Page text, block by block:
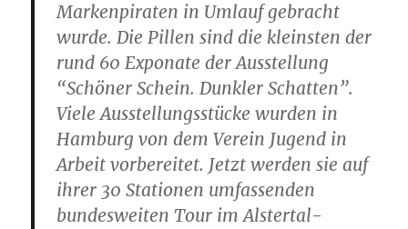
Markenpiraten in Umlauf gebracht
wurde. Die Pillen sind die kleinsten der
rund 60 Exponate der Ausstellung
“Schöner Schein. Dunkler Schatten”.
Viele Ausstellungsstücke wurden in
Hamburg von dem Verein Jugend in
Arbeit vorbereitet. Jetzt werden sie auf
ihrer 30 Stationen umfassenden
bundesweiten Tour im Alstertal-